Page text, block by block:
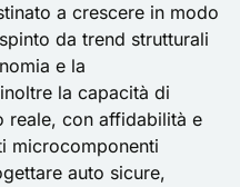
a crescere in modo
da trend strutturali
e la
la capacità di
reale, con affidabilità e
microcomponenti
auto sicure,